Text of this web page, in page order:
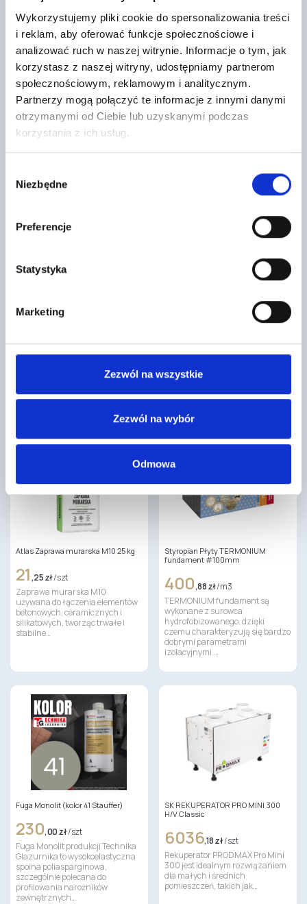
Wykorzystujemy pliki cookie do spersonalizowania treści
i reklam, aby oferować funkcje społecznościowe i
analizować ruch w naszej witrynie. Informacje o tym, jak
korzystasz z naszej witryny, udostępniamy partnerom
społecznościowym, reklamowym i analitycznym.
Partnerzy mogą połączyć te informacje z innymi danymi
otrzymanymi od Ciebie lub uzyskanymi podczas
korzystania z ich usług.
zgody
Niezbędne
Preferencje
Statystyka
Marketing
Zezwól na wszystkie
Zezwól na wybór
Odmowa
ULTRAPANEL TG 2500X600X30mm
197,73 zł/ szt
Płyta budowlana Ultra Panel to
nowoczesny, wielofunkcyjny
materiał przeznaczony do
wyrównywania oraz zabudowy
ścian i…
Belka stropowa Teriva I/1,60 m
Uciech.
55 ,46 zł/ szt
Belka stropowa betonowa to
wyspecjalizowany element
konstrukcyjny stosowany w
na…
Pakiet startowy SCHIEDEL STABIL
90/20 cm 6 mb
3105,50 zł/ szt
Pakiet startowy to część systemu
kominowego Schiedel Stabil. Ten
Rigips Masa szpachlowa Vario –
40,47 zł/ szt
Rigips® VARIO to najwyższej
wzmocniona polimerami masa
drobnoziarnistego gipsu…
Atlas Zaprawa murarska M10 25 kg
21,25 zł/ szt
Zaprawa murarska M10
używana do łączenia elementów
betonowych, ceramicznych i
silikatowych, tworząc trwałe i
stabilne…
Styropian Płyty TERMONIUM
fundament #100mm
400,88 zł/ m3
TERMONIUM fundament są
wykonane z surowca
hydrofobizowanego, dzięki
czemu charakteryzują się bardzo
dobrymi parametrami
izolacyjnymi.…
Fuga Monolit (kolor 41 Stauffer)
230,00 zł/ szt
Fuga Monolit produkcji Technika
Glazurnika to wysokoelastyczna
spoina poliasparginowa,
szczególnie polecana do
profilowania narożników
zewnętrznych…
SK REKUPERATOR PRO MINI 300
H/V Classic
6036,18 zł/ szt
Rekuperator PRODMAX Pro Mini
300 jest idealnym rozwiązaniem
dla małych i średnich
pomieszczeń, takich jak…